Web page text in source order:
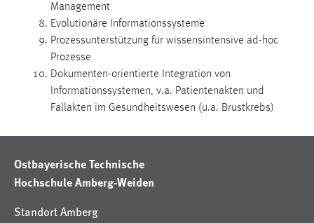
Management
Evolutionäre Informationssysteme
Prozessunterstützung für wissensintensive ad-hoc
Prozesse
Dokumenten-orientierte Integration von
Informationssystemen, v.a. Patientenakten und
Fallakten im Gesundheitswesen (u.a. Brustkrebs)
Ostbayerische Technische
Hochschule Amberg-Weiden
Standort Amberg
Cookie Laufzeit:
24 Stunden
STATISTIK
Statistik Cookies erfassen Informationen anonym.
Matomo
Name: